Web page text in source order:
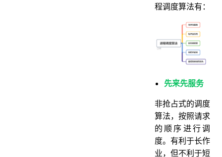
程调度算法有：
先来先服务
非抢占式的调度
算法，按照请求
的顺序进行调
度。有利于长作
业，但不利于短